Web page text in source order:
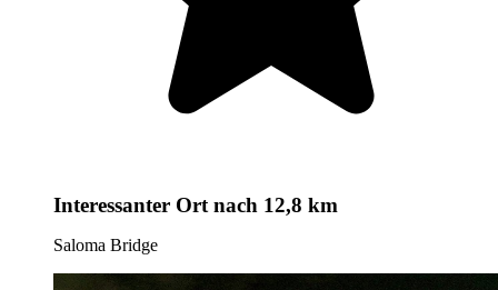
Interessanter Ortnach 12,8 km
Saloma Bridge